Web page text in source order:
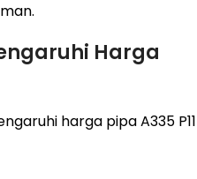
Harga
harga pipa A335 P11